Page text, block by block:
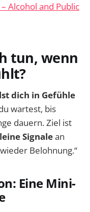
– Alcohol and Public
tun, wenn
dich in Gefühle
wartest, bis
dauern. Ziel ist
Signalean
Belohnung.“
Eine Mini-